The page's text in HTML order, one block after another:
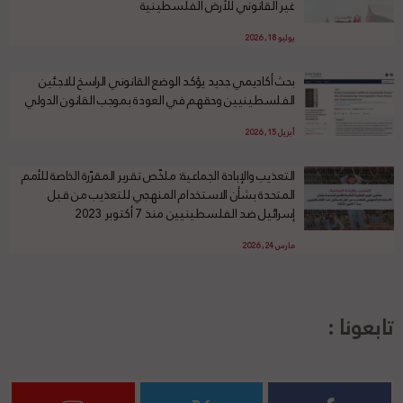
غير القانوني للأرض الفلسطينية
يوليو 18, 2026
بحث أكاديمي جديد يؤكد الوضع القانوني الراسخ للاجئين
الفلسطينيين وحقهم في العودة بموجب القانون الدولي
أبريل 15, 2026
التعذيب والإبادة الجماعية: ملخّص تقرير المقرّرة الخاصة للأمم
المتحدة بشأن الاستخدام المنهجي للتعذيب من قبل
إسرائيل ضد الفلسطينيين منذ 7 أكتوبر 2023
مارس 24, 2026
تابعونا :